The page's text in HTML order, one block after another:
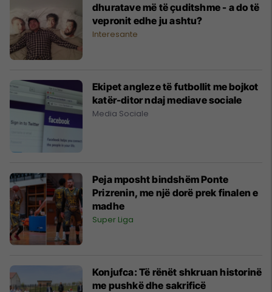
dhuratave më të çuditshme - a do të
vepronit edhe ju ashtu?
Interesante
Ekipet angleze të futbollit me bojkot
katër-ditor ndaj mediave sociale
Media Sociale
Peja mposht bindshëm Ponte
Prizrenin, me një dorë prek finalen e
madhe
Super Liga
Konjufca: Të rënët shkruan historinë
me pushkë dhe sakrificë